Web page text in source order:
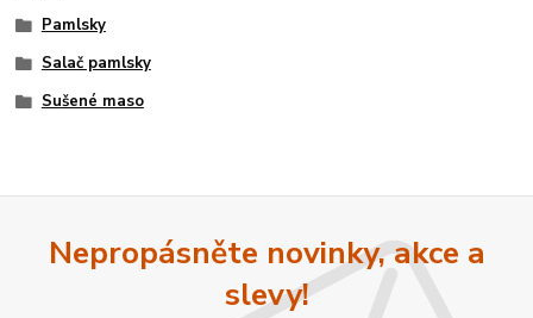
Pamlsky
Salač pamlsky
Sušené maso
Nepropásněte novinky, akce a
slevy!